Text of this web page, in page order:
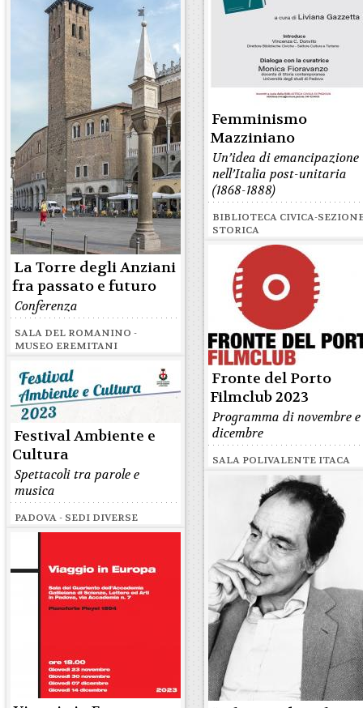
Femminismo
Mazziniano
Un’idea di emancipazione
nell’Italia post-unitaria
(1868-1888)
BIBLIOTECA CIVICA-
STORICA
La Torre degli Anziani
fra passato e futuro
Conferenza
SALA DEL ROMANINO -
MUSEO EREMITANI
Fronte del Porto
Filmclub 2023
Programma di novembre e
dicembre
SALA POLIVALENTE ITACA
Festival Ambiente e
Cultura
Spettacoli tra parole e
musica
PADOVA - SEDI DIVERSE